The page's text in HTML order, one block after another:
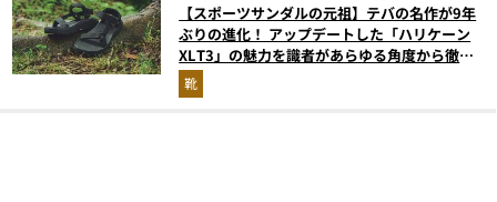
【スポーツサンダルの元祖】テバの名作が9年
ぶりの進化！ アップデートした「ハリケーン
XLT3」の魅力を識者があらゆる角度から徹底
解説！
靴